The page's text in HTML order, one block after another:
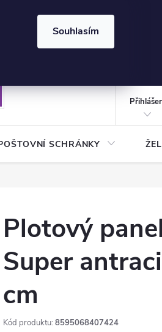
⏰ | Kód: LÉTO2026
Souhlasím
SCHRÁNKY
Plotový
Super
cm
Kód produktu: 8595068407424